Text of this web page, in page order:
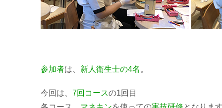
参加者は、 新人衛生士の4名 。
今回は、 7回コースの1回目